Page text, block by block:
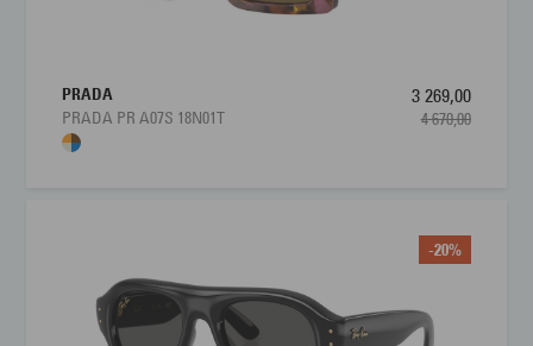
PRADA
PRADA PR A07S 18N01T
3 269,00
4 670,00
-20%